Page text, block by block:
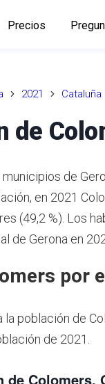
Precios
2021 Cataluña
de
de
en 2021
(49,2 %). Los
de Gerona en
por
población de
de 2021.